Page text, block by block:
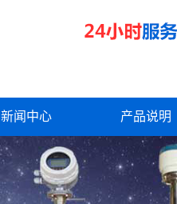
新闻中心
行业资讯
公司新闻
产品说明